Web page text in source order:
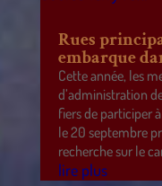
Rues
embarque
Cette année, les
d’administration
fiers de participer
le 20 septembre
recherche sur le
lire plus